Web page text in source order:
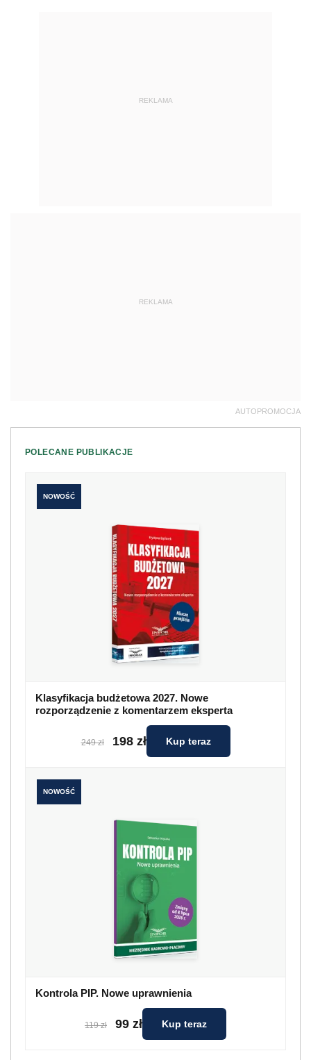
REKLAMA
REKLAMA
AUTOPROMOCJA
POLECANE PUBLIKACJE
NOWOŚĆ
Klasyfikacja budżetowa 2027. Nowe
rozporządzenie z komentarzem eksperta
249 zł 198 zł Kup teraz
NOWOŚĆ
Kontrola PIP. Nowe uprawnienia
119 zł 99 zł Kup teraz